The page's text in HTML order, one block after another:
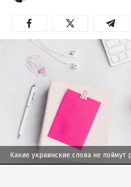
Какие украинские слова не поймут